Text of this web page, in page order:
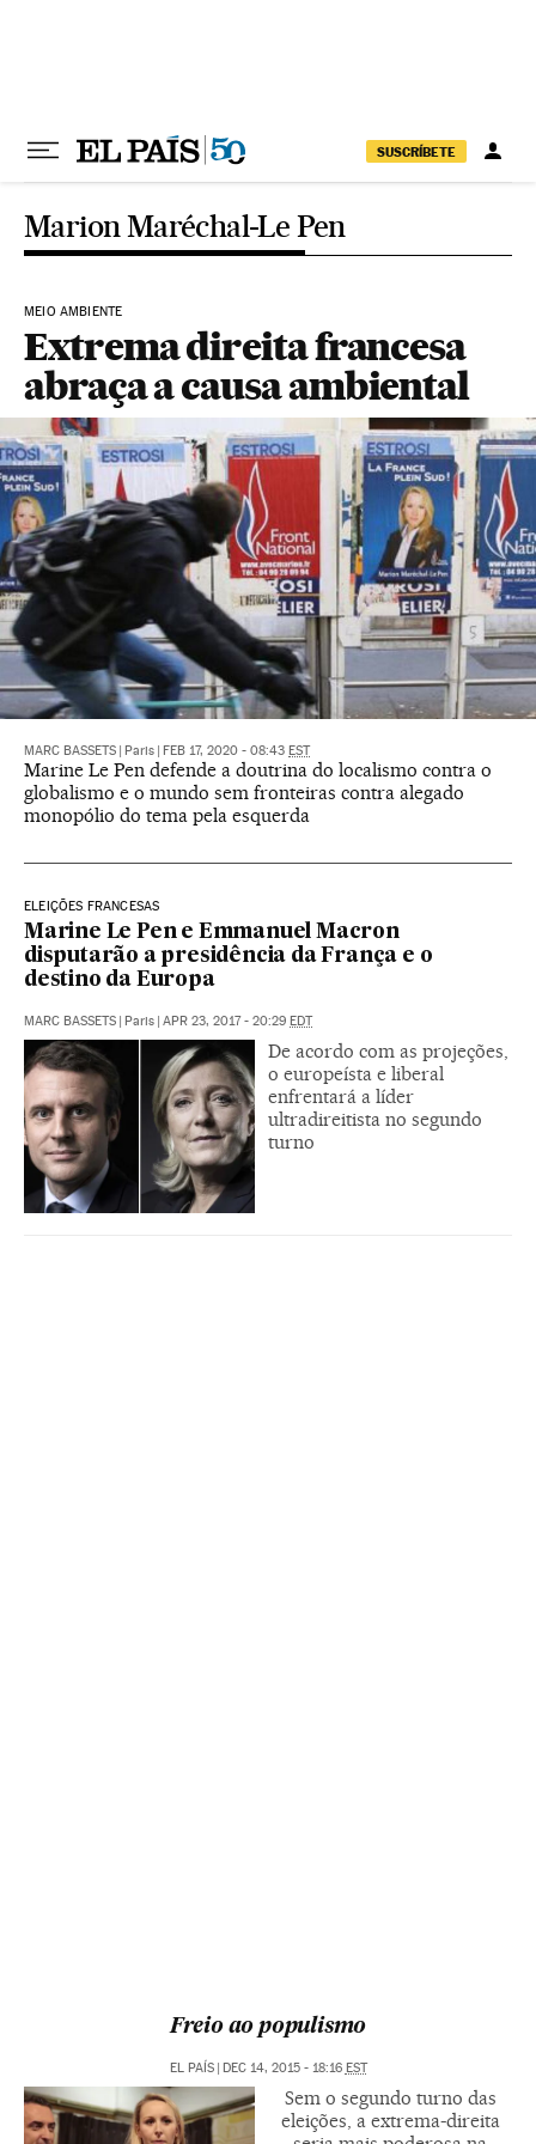
SUSCRÍBETE
Marion Maréchal-Le Pen
MEIO AMBIENTE
Extrema direita francesa
abraça a causa ambiental
MARC BASSETS Paris FEB 17, 2020 - 08:43 EST
Marine Le Pen defende a doutrina do localismo contra o
globalismo e o mundo sem fronteiras contra alegado
monopólio do tema pela esquerda
ELEIÇÕES FRANCESAS
Marine Le Pen e Emmanuel Macron
disputarão a presidência da França e o
destino da Europa
MARC BASSETS Paris APR 23, 2017 - 20:29 EDT
De acordo com as projeções,
o europeísta e liberal
enfrentará a líder
ultradireitista no segundo
turno
Freio ao populismo
EL PAÍS DEC 14, 2015 - 18:16 EST
Sem o segundo turno das
eleições, a extrema-direita